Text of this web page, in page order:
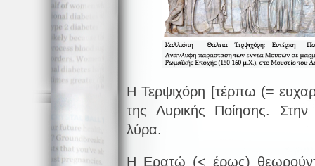
Η Τερψιχόρη [τέρπω (=
της Λυρικής Ποίησης. Στην
λύρα.
Η Ερατώ (< έρως)